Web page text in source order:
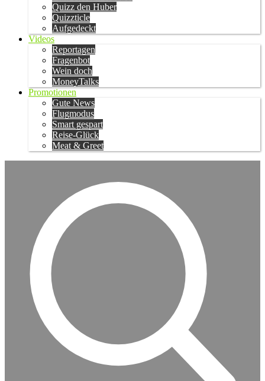
Quizz den Huber
Quizzticle
Aufgedeckt
Videos
Reportagen
Fragenbot
Wein doch
MoneyTalks
Promotionen
Gute News
Flugmodus
Smart gespart
Reise-Glück
Meat & Greet